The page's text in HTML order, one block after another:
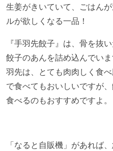
生姜がきいていて、ごはん
ルが欲しくなる一品！
『手羽先餃子』は、骨を抜
餃子のあんを詰め込んでい
羽先は、とても肉肉しく食
で食べてもおいしいですが
食べるのもおすすめですよ。
「なると自販機」があれば